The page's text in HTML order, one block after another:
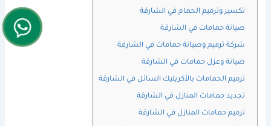
تكسير وترميم الحمام في الشارقة
صيانة حمامات في الشارقة
شركة ترميم وصيانة حمامات في الشارقة
صيانة وعزل حمامات في الشارقة
ترميم الحمامات بالأكريليك السائل في الشارقة
تجديد حمامات المنازل في الشارقة
ترميم حمامات المنازل في الشارقة